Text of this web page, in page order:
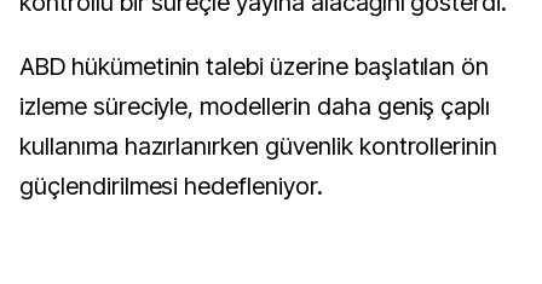
ABD hükümetinin talebi üzerine başlatılan ön
izleme süreciyle, modellerin daha geniş çaplı
kullanıma hazırlanırken güvenlik kontrollerinin
güçlendirilmesi hedefleniyor.